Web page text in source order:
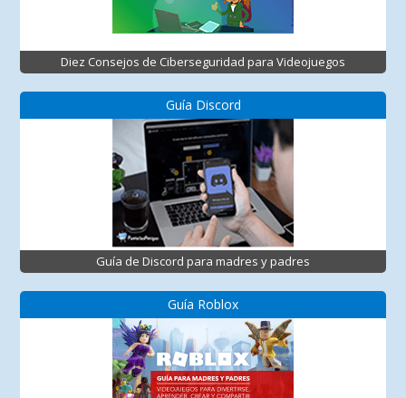
Diez Consejos de Ciberseguridad para Videojuegos
Guía Discord
Guía de Discord para madres y padres
Guía Roblox